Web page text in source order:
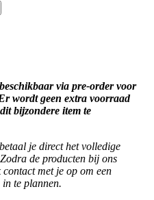
via pre-order voor
wordt geen extra voorraad
bijzondere item te
je direct het volledige
de producten bij ons
met je op om een
te plannen.